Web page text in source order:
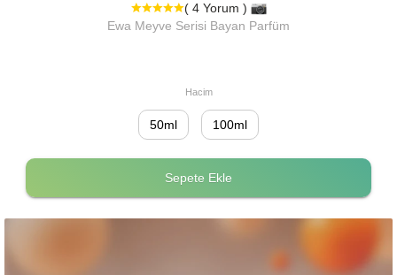
( 4 Yorum )
Ewa Meyve Serisi Bayan Parfüm
Hacim
50ml 100ml
Sepete Ekle